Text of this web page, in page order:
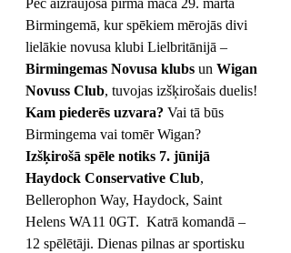
Pēc aizraujošā pirmā mača 29. martā
Birmingemā, kur spēkiem mērojās divi
lielākie novusa klubi Lielbritānijā –
Birmingemas Novusa klubs un Wigan
Novuss Club, tuvojas izšķirošais duelis!
Kam piederēs uzvara? Vai tā būs
Birmingema vai tomēr Wigan?
Izšķirošā spēle notiks 7. jūnijā
Haydock Conservative Club,
Bellerophon Way, Haydock, Saint
Helens WA11 0GT.  Katrā komandā –
12 spēlētāji. Dienas pilnas ar sportisku